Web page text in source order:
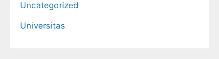
Uncategorized
Universitas